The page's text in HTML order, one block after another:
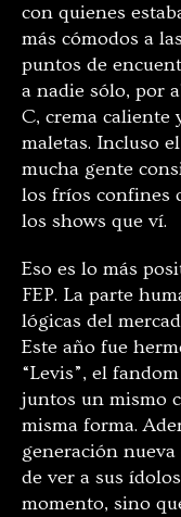
con quienes
más cómodos a
puntos de
a nadie sólo, por
C, crema caliente
maletas. Incluso
mucha gente
los fríos confines
los shows que ví.
Eso es lo más
FEP. La parte
lógicas del
Este año fue
“Levis”, el
juntos un mismo
misma forma.
generación
de ver a sus
momento, sino